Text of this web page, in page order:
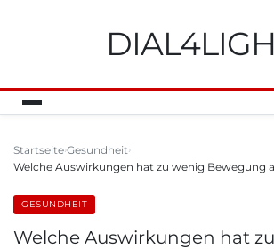
Startseite Gesundheit
Welche Auswirkungen hat zu wenig Bewegung
GESUNDHEIT
Welche Auswirkungen hat